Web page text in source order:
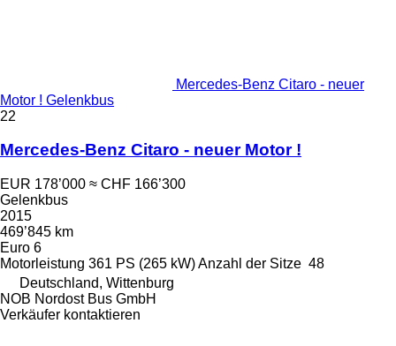
Mercedes-Benz Citaro - neuer
Motor ! Gelenkbus
22
Mercedes-Benz Citaro - neuer Motor !
EUR 178’000 ≈ CHF 166’300
Gelenkbus
2015
469’845 km
Euro 6
Motorleistung 361 PS (265 kW)Anzahl der Sitze 48
Deutschland, Wittenburg
NOB Nordost Bus GmbH
Verkäufer kontaktieren